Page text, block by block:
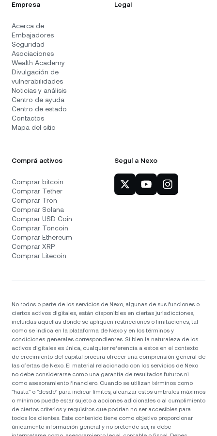
Empresa
Acerca de
Embajadores
Seguridad
Asociaciones
Wealth Academy
Divulgación de
vulnerabilidades
Noticias y análisis
Centro de ayuda
Centro de estado
Contactos
Mapa del sitio
Legal
Comprá activos
Comprar bitcoin
Comprar Tether
Comprar Tron
Comprar Solana
Comprar USD Coin
Comprar Toncoin
Comprar Ethereum
Comprar XRP
Comprar Litecoin
Seguí a Nexo
No todos o parte de los servicios de Nexo, algunas de sus funciones o
ciertos activos digitales, están disponibles en ciertas jurisdicciones,
incluidas aquellas donde se apliquen restricciones o limitaciones, tal
como se indica en la plataforma de Nexo y en los términos y
condiciones generales correspondientes. Si bien la naturaleza de los
activos digitales es única, cualquier referencia a estos en el contexto
de crecimiento del capital procura ofrecer una comprensión general de
las ofertas de Nexo. El material relacionado con los servicios de Nexo
no debe considerarse como una garantía de resultados futuros ni
como asesoramiento financiero. Cuando se utilizan términos como
"hasta" o "desde" para indicar límites, alcanzar estos umbrales máximos
o mínimos puede estar sujeto a acciones adicionales o al cumplimiento
de ciertos criterios y requisitos que podrían no ser accesibles para
todos los clientes. Este contenido tiene como objetivo proporcionar
únicamente información general y no pretende ser, ni debe